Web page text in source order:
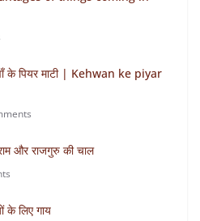
के पियर माटी | Kehwan ke piyar
और राजगुरु की चाल
के लिए गाय